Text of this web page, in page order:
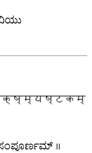
ಸಂಪೂರ್ಣಮ್ ॥